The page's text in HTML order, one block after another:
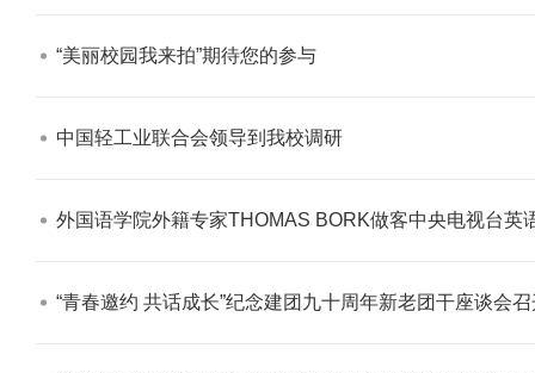
“美丽校园我来拍”期待您的参与​
中国轻工业联合会领导到我校调研​
外国语学院外籍专家THOMAS BORK做客中央电视台英
“青春邀约 共话成长”纪念建团九十周年新老团干座谈会